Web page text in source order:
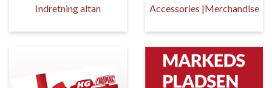
Indretning altan Accessories |Merchandise